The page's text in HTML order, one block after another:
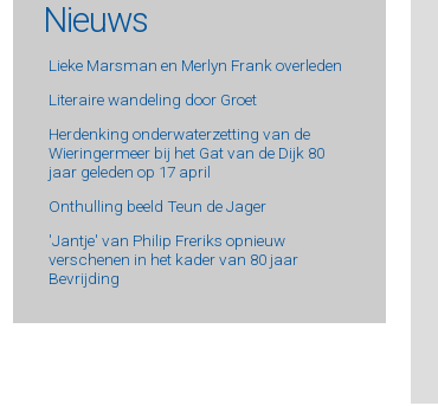
Nieuws
Lieke Marsman en Merlyn Frank overleden
Literaire wandeling door Groet
Herdenking onderwaterzetting van de
Wieringermeer bij het Gat van de Dijk 80
jaar geleden op 17 april
Onthulling beeld Teun de Jager
'Jantje' van Philip Freriks opnieuw
verschenen in het kader van 80 jaar
Bevrijding